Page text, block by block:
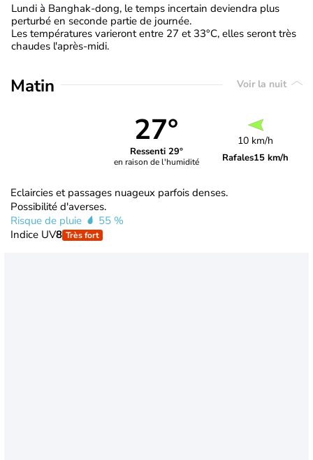
Lundi à Banghak-dong, le temps incertain deviendra plus
perturbé en seconde partie de journée.
Les températures varieront entre 27 et 33°C, elles seront très
chaudes l'après-midi.
Matin Voir la nuit
27°
Ressenti 29°
en raison de l'humidité
10 km/h
Rafales15 km/h
Eclaircies et passages nuageux parfois denses.
Possibilité d'averses.
Risque de pluie
55 %
Indice UV8 Très fort